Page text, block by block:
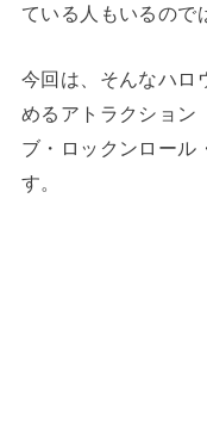
ている人もいるので
今回は、そんなハロ
めるアトラクション
ブ・ロックンロール
す。